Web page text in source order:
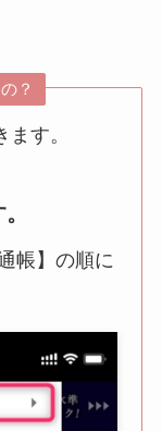
？
す。
帳】の順に